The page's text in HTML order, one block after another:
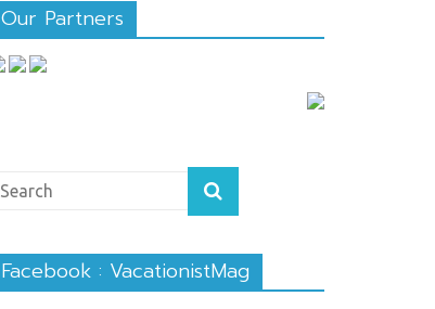
Our Partners
Facebook : VacationistMag